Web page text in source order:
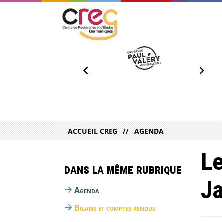
ACCUEIL CREG AGENDA
Dans la même rubrique
Agenda
Bilans et comptes rendus